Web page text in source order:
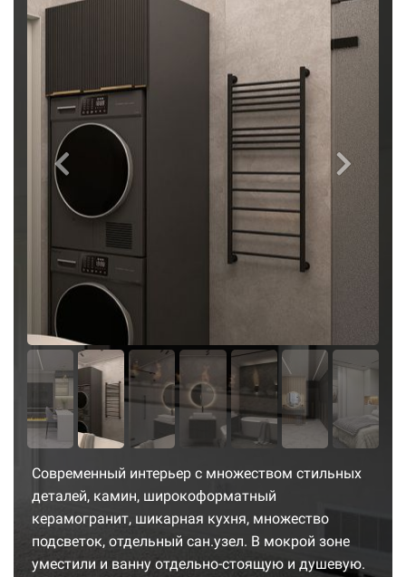
Современный интерьер с множеством стильных
деталей, камин, широкоформатный
керамогранит, шикарная кухня, множество
подсветок, отдельный сан.узел. В мокрой зоне
уместили и ванну отдельно-стоящую и душевую.